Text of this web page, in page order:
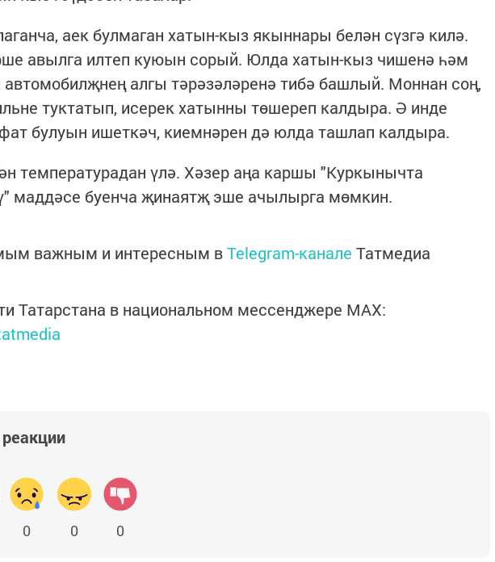
аек булмаган хатын-кыз якыннары белән сүзгә килә.
авылга илтеп куюын сорый. Юлда хатын-кыз чишенә һәм
алгы тәрәзәләренә тибә башлый. Моннан соң,
туктатып, исерек хатынны төшереп калдыра. Ә инде
булуын ишеткәч, киемнәрен дә юлда ташлап калдыра.
температурадан үлә. Хәзер аңа каршы "Куркынычта
маддәсе буенча җинаятҗ эше ачылырга мөмкин.
важным и интересным вTelegram-канале Татмедиа
Татарстана в национальном мессенджере MАХ:
0 0 0